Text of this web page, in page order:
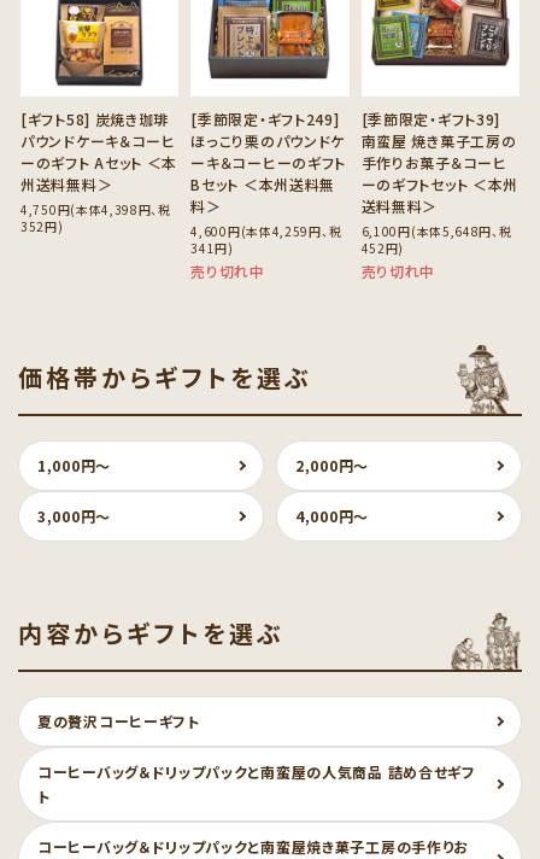
[ギフト58] 炭焼き珈琲
パウンドケーキ＆コーヒ
ーのギフト Aセット ＜本
州送料無料＞
4,750円(本体4,398円、税
352円)
[季節限定・ギフト249]
ほっこり栗のパウンドケ
ーキ＆コーヒーのギフト
Bセット ＜本州送料無
料＞
4,600円(本体4,259円、税
341円)
売り切れ中
[季節限定・ギフト39]
南蛮屋 焼き菓子工房の
手作りお菓子＆コーヒ
ーのギフトセット ＜本州
送料無料＞
6,100円(本体5,648円、税
452円)
売り切れ中
価格帯からギフトを選ぶ
1,000円〜 2,000円〜
3,000円〜 4,000円〜
内容からギフトを選ぶ
夏の贅沢コーヒーギフト
コーヒーバッグ＆ドリップパックと南蛮屋の人気商品 詰め合せギフ
ト
コーヒーバッグ＆ドリップパックと南蛮屋焼き菓子工房の手作りお